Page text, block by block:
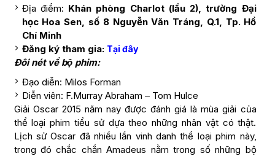
Địa điểm: Khán phòng Charlot (lầu 2), trường Đại
học Hoa Sen, số 8 Nguyễn Văn Tráng, Q.1, Tp. Hồ
Chí Minh
Đăng ký tham gia: Tại đây
Đôi nét về bộ phim:
Đạo diễn: Milos Forman
Diễn viên: F.Murray Abraham – Tom Hulce
Giải Oscar 2015 năm nay được đánh giá là mùa giải của
thể loại phim tiểu sử dựa theo những nhân vật có thật.
Lịch sử Oscar đã nhiều lần vinh danh thể loại phim này,
trong đó chắc chắn Amadeus nằm trong số những bộ